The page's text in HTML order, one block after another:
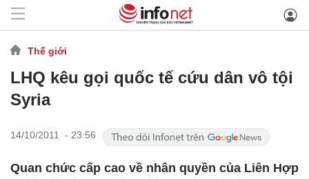
Thế giới
LHQ kêu gọi quốc tế cứu dân vô tội
Syria
14/10/2011 - 23:56
Quan chức cấp cao về nhân quyền của Liên Hợp